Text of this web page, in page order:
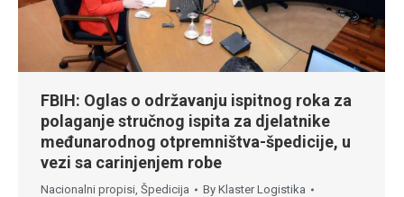
FBIH: Oglas o održavanju ispitnog roka za
polaganje stručnog ispita za djelatnike
međunarodnog otpremništva-špedicije, u
vezi sa carinjenjem robe
Nacionalni propisi Špedicija By Klaster Logistika